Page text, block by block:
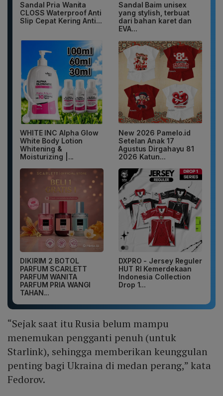
Sandal Pria Wanita
CLOSS Waterproof Anti
Slip Cepat Kering Anti...
Sandal Baim unisex
yang stylish, terbuat
dari bahan karet dan
EVA...
WHITE INC Alpha Glow
White Body Lotion
Whitening &
Moisturizing |...
New 2026 Pamelo.id
Setelan Anak 17
Agustus Dirgahayu 81
2026 Katun...
DIKIRIM 2 BOTOL
PARFUM SCARLETT
PARFUM WANITA
PARFUM PRIA WANGI
TAHAN...
DXPRO - Jersey Reguler
HUT RI Kemerdekaan
Indonesia Collection
Drop 1...
“Sejak saat itu Rusia belum mampu
menemukan pengganti penuh (untuk
Starlink), sehingga memberikan keunggulan
penting bagi Ukraina di medan perang,” kata
Fedorov.